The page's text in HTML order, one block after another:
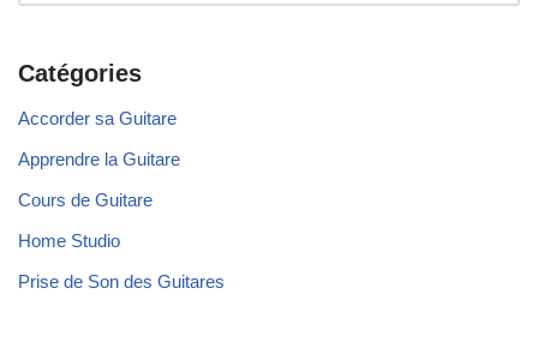
Catégories
Accorder sa Guitare
Apprendre la Guitare
Cours de Guitare
Home Studio
Prise de Son des Guitares